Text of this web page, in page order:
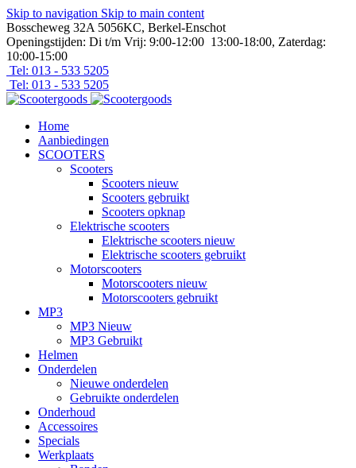
Skip to navigation Skip to main content
Bosscheweg 32A 5056KC, Berkel-Enschot
Openingstijden: Di t/m Vrij: 9:00-12:00 13:00-18:00, Zaterdag:
10:00-15:00
Tel: 013 - 533 5205
Tel: 013 - 533 5205
Home
Aanbiedingen
SCOOTERS
Scooters
Scooters nieuw
Scooters gebruikt
Scooters opknap
Elektrische scooters
Elektrische scooters nieuw
Elektrische scooters gebruikt
Motorscooters
Motorscooters nieuw
Motorscooters gebruikt
MP3
MP3 Nieuw
MP3 Gebruikt
Helmen
Onderdelen
Nieuwe onderdelen
Gebruikte onderdelen
Onderhoud
Accessoires
Specials
Werkplaats